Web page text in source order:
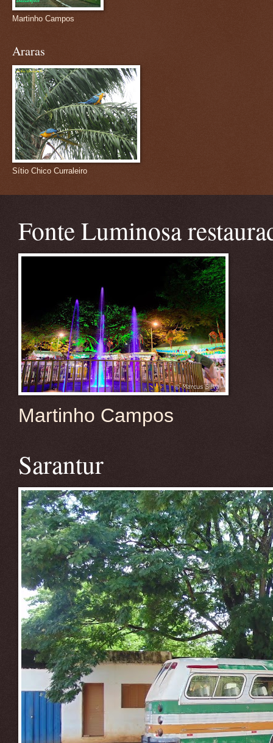
Martinho Campos
Araras
Sítio Chico Curraleiro
Fonte Luminosa
Martinho Campos
Sarantur